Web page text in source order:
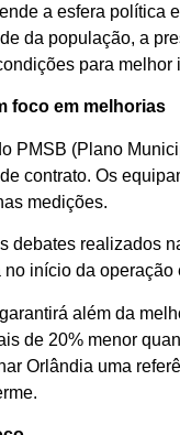
a esfera política
da população, a
para
foco em melhorias
PMSB (Plano
contrato. Os
medições.
debates realizados
início da
além da
de 20% menor
Orlândia uma